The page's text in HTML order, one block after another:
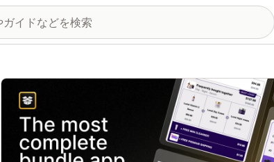
特集の画像ギャラリー